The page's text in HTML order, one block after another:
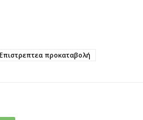
Επιστρεπτεα προκαταβολή